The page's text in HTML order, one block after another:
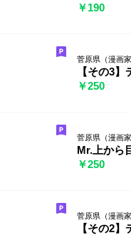
￥190
菅原県（漫画
【その3
￥250
菅原県（漫画
Mr.上から
￥250
菅原県（漫画
【その2